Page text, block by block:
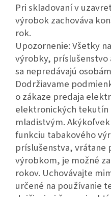
Pri skladovaní v
výrobok zachováva
rok.
Upozornenie: Všetky
výrobky,
sa nepredávajú
Dodržiavame
o zákaze predaja
elektronických tekutín
mladistvým.
funkciu tabakového
príslušenstva,
výrobkom, je možné
rokov. Uchovávajte
určené na používanie